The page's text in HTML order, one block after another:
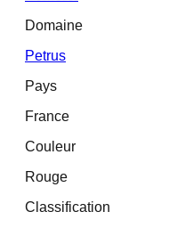
Domaine
Petrus
Pays
France
Couleur
Rouge
Classification